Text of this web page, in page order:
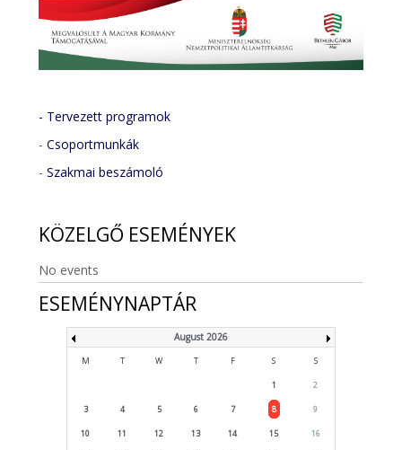
- Tervezett programok
-Csoportmunkák
-Szakmai beszámoló
KÖZELGŐ ESEMÉNYEK
No events
ESEMÉNYNAPTÁR
August 2026
M T W T F S S
1 2
3 4 5 6 7 8 9
10 11 12 13 14 15 16